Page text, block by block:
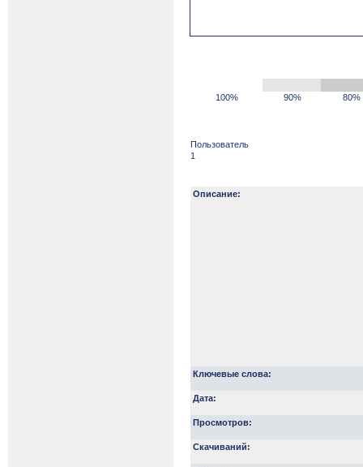
100% 90% 80%
Пользователь
1
Описание:
Ключевые слова:
Дата:
Просмотров:
Скачиваний: